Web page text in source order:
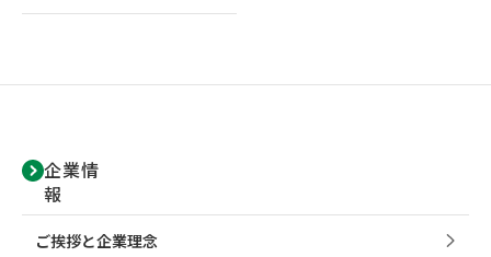
企業情
報
ご挨拶と企業理念